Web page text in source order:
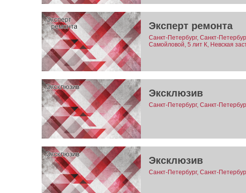
Эксперт ремонта
Санкт-Петербург, Санкт-
Самойловой, 5 лит К, Невская
Эксклюзив
Санкт-Петербург, Санкт-
Эксклюзив
Санкт-Петербург, Санкт-